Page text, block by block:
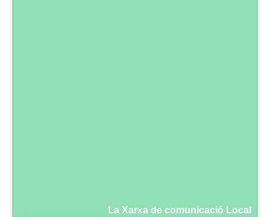
La Xarxa de comunicació Local